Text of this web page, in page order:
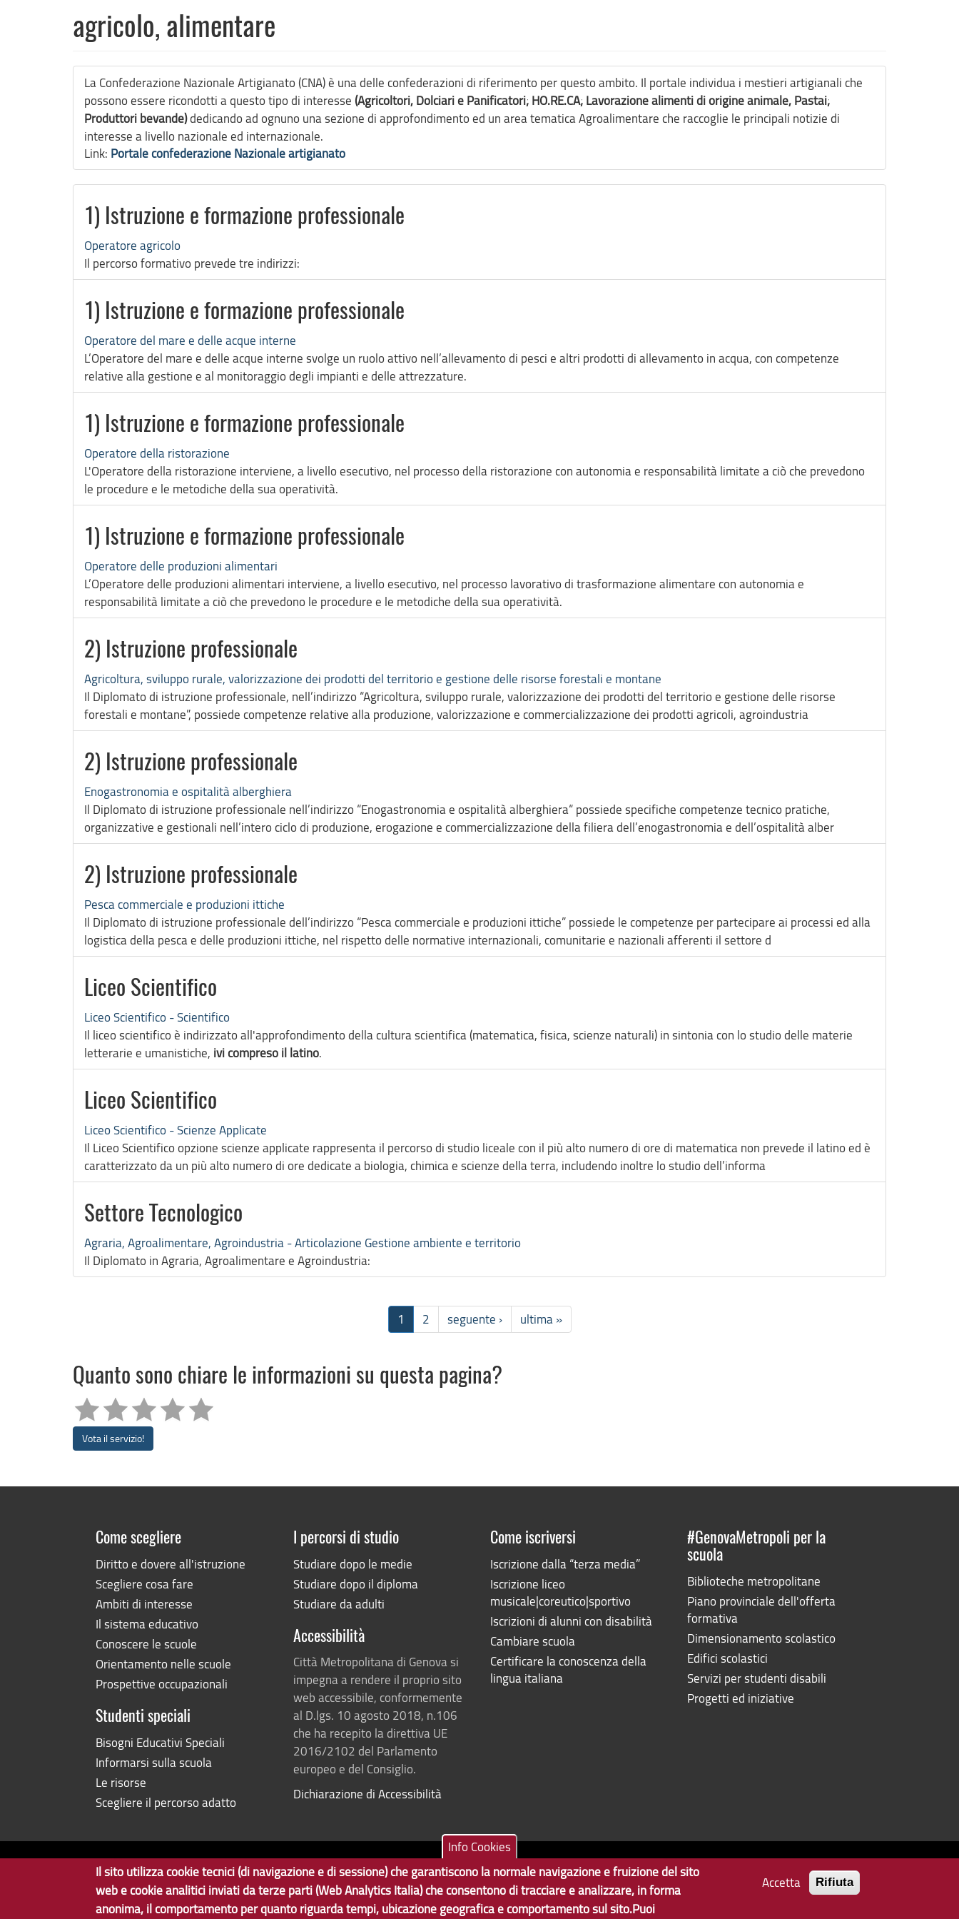
agricolo, alimentare
La Confederazione Nazionale Artigianato (CNA) è una delle confederazioni di riferimento per questo ambito. Il portale individua i mestieri artigianali che
possono essere ricondotti a questo tipo di interesse (Agricoltori, Dolciari e Panificatori; HO.RE.CA; Lavorazione alimenti di origine animale, Pastai;
Produttori bevande)dedicando ad ognuno una sezione di approfondimento ed un area tematica Agroalimentare che raccoglie le principali notizie di
interesse a livello nazionale ed internazionale.
Link: Portale confederazione Nazionale artigianato
1) Istruzione e formazione professionale
Operatore agricolo
Il percorso formativo prevede tre indirizzi:
1) Istruzione e formazione professionale
Operatore del mare e delle acque interne
L’Operatore del mare e delle acque interne svolge un ruolo attivo nell’allevamento di pesci e altri prodotti di allevamento in acqua, con competenze
relative alla gestione e al monitoraggio degli impianti e delle attrezzature.
1) Istruzione e formazione professionale
Operatore della ristorazione
L'Operatore della ristorazione interviene, a livello esecutivo, nel processo della ristorazione con autonomia e responsabilità limitate a ciò che prevedono
le procedure e le metodiche della sua operatività.
1) Istruzione e formazione professionale
Operatore delle produzioni alimentari
L’Operatore delle produzioni alimentari interviene, a livello esecutivo, nel processo lavorativo di trasformazione alimentare con autonomia e
responsabilità limitate a ciò che prevedono le procedure e le metodiche della sua operatività.
2) Istruzione professionale
Agricoltura, sviluppo rurale, valorizzazione dei prodotti del territorio e gestione delle risorse forestali e montane
Il Diplomato di istruzione professionale, nell’indirizzo “Agricoltura, sviluppo rurale, valorizzazione dei prodotti del territorio e gestione delle risorse
forestali e montane”, possiede competenze relative alla produzione, valorizzazione e commercializzazione dei prodotti agricoli, agroindustria
2) Istruzione professionale
Enogastronomia e ospitalità alberghiera
Il Diplomato di istruzione professionale nell’indirizzo “Enogastronomia e ospitalità alberghiera“ possiede specifiche competenze tecnico pratiche,
organizzative e gestionali nell’intero ciclo di produzione, erogazione e commercializzazione della filiera dell’enogastronomia e dell’ospitalità alber
2) Istruzione professionale
Pesca commerciale e produzioni ittiche
Il Diplomato di istruzione professionale dell’indirizzo “Pesca commerciale e produzioni ittiche” possiede le competenze per partecipare ai processi ed alla
logistica della pesca e delle produzioni ittiche, nel rispetto delle normative internazionali, comunitarie e nazionali afferenti il settore d
Liceo Scientifico
Liceo Scientifico - Scientifico
Il liceo scientifico è indirizzato all'approfondimento della cultura scientifica (matematica, fisica, scienze naturali) in sintonia con lo studio delle materie
letterarie e umanistiche, ivi compreso il latino.
Liceo Scientifico
Liceo Scientifico - Scienze Applicate
Il Liceo Scientifico opzione scienze applicate rappresenta il percorso di studio liceale con il più alto numero di ore di matematica non prevede il latino ed è
caratterizzato da un più alto numero di ore dedicate a biologia, chimica e scienze della terra, includendo inoltre lo studio dell’informa
Settore Tecnologico
Agraria, Agroalimentare, Agroindustria - Articolazione Gestione ambiente e territorio
Il Diplomato in Agraria, Agroalimentare e Agroindustria:
1 2 seguente › ultima »
Quanto sono chiare le informazioni su questa pagina?
Vota il servizio!
Come scegliere
Diritto e dovere all'istruzione
Scegliere cosa fare
Ambiti di interesse
Il sistema educativo
Conoscere le scuole
Orientamento nelle scuole
Prospettive occupazionali
Studenti speciali
Bisogni Educativi Speciali
Informarsi sulla scuola
Le risorse
Scegliere il percorso adatto
I percorsi di studio
Studiare dopo le medie
Studiare dopo il diploma
Studiare da adulti
Accessibilità
Città Metropolitana di Genova si
impegna a rendere il proprio sito
web accessibile, conformemente
al D.lgs. 10 agosto 2018, n.106
che ha recepito la direttiva UE
2016/2102 del Parlamento
europeo e del Consiglio.
Dichiarazione di Accessibilità
Come iscriversi
Iscrizione dalla “terza media”
Iscrizione liceo
musicale|coreutico|sportivo
Iscrizioni di alunni con disabilità
Cambiare scuola
Certificare la conoscenza della
lingua italiana
#GenovaMetropoli per la
scuola
Biblioteche metropolitane
Piano provinciale dell'offerta
formativa
Dimensionamento scolastico
Edifici scolastici
Servizi per studenti disabili
Progetti ed iniziative
Copyright © 2017 Città metropolitana di Genova | CF: 80007350103 Tecnologie e Accessibilità Privacy Note Legali Contatti
Info Cookies
Il sito utilizza cookie tecnici (di navigazione e di sessione) che garantiscono la normale navigazione e fruizione del sito
web e cookie analitici inviati da terze parti (Web Analytics Italia) che consentono di tracciare e analizzare, in forma
anonima, il comportamento per quanto riguarda tempi, ubicazione geografica e comportamento sul sito.Puoi
Accetta Rifiuta